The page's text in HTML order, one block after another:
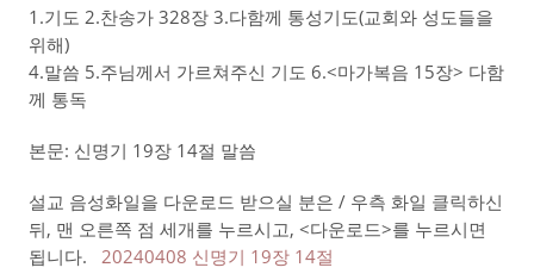
1.기도 2.찬송가 328장 3.다함께 통성기도(교회와 성도들을
위해)
4.말씀 5.주님께서 가르쳐주신 기도 6.<마가복음 15장> 다함
께 통독
본문: 신명기 19장 14절 말씀
설교 음성화일을 다운로드 받으실 분은 / 우측 화일 클릭하신
뒤, 맨 오른쪽 점 세개를 누르시고, <다운로드>를 누르시면
됩니다. 20240408 신명기 19장 14절